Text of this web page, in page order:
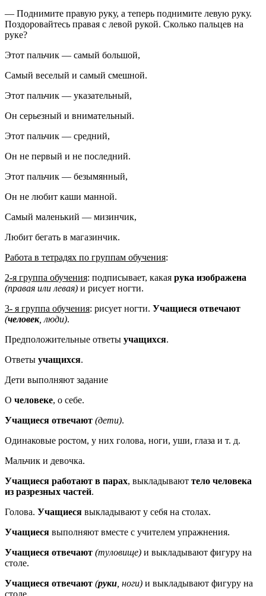
— Поднимите правую руку, а теперь поднимите левую руку.
Поздоровайтесь правая с левой рукой. Сколько пальцев на
руке?
Этот пальчик — самый большой,
Самый веселый и самый смешной.
Этот пальчик — указательный,
Он серьезный и внимательный.
Этот пальчик — средний,
Он не первый и не последний.
Этот пальчик — безымянный,
Он не любит каши манной.
Самый маленький — мизинчик,
Любит бегать в магазинчик.
Работа в тетрадях по группам обучения:
2-я группа обучения: подписывает, какая рука изображена
(правая или левая) и рисует ногти.
3- я группа обучения: рисует ногти. Учащиеся отвечают
(человек, люди).
Предположительные ответы учащихся.
Ответы учащихся.
Дети выполняют задание
О человеке, о себе.
Учащиеся отвечают (дети).
Одинаковые ростом, у них голова, ноги, уши, глаза и т. д.
Мальчик и девочка.
Учащиеся работают в парах, выкладывают тело человека
из разрезных частей.
Голова. Учащиеся выкладывают у себя на столах.
Учащиеся выполняют вместе с учителем упражнения.
Учащиеся отвечают (туловище) и выкладывают фигуру на
столе.
Учащиеся отвечают (руки , ноги) и выкладывают фигуру на